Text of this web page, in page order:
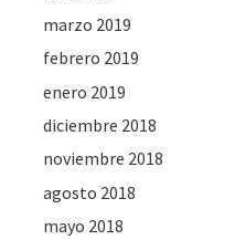
marzo 2019
febrero 2019
enero 2019
diciembre 2018
noviembre 2018
agosto 2018
mayo 2018